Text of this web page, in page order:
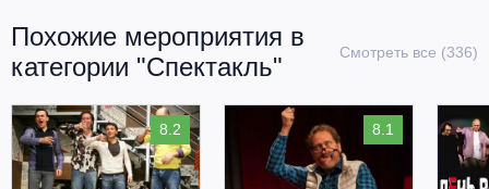
Похожие мероприятия в
категории "Спектакль"
Смотреть все (336)
8.2 8.1